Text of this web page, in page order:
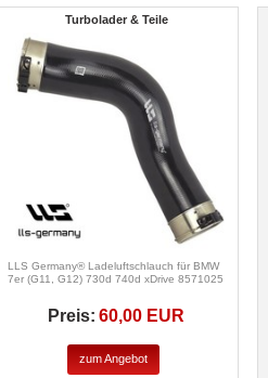
Turbolader & Teile
LLS Germany® Ladeluftschlauch für BMW
7er (G11, G12) 730d 740d xDrive 8571025
Preis: 60,00 EUR
zum Angebot